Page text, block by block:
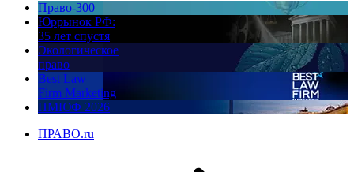
Право-300
Юррынок РФ:
35 лет спустя
Экологическое
право
Best Law
Firm Marketing
ПМЮФ 2026
ПРАВО.ru